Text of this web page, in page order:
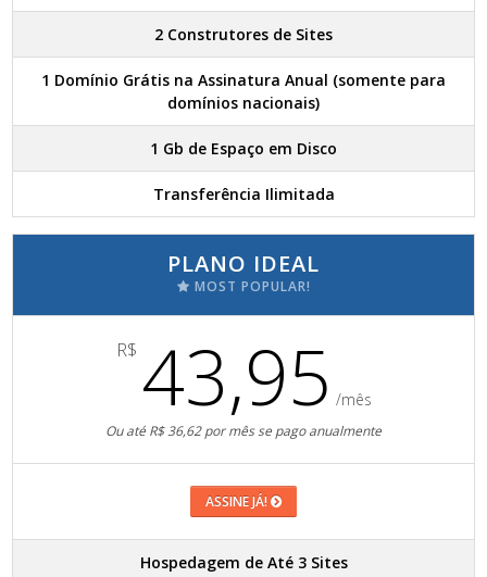
2 Construtores de Sites
1 Domínio Grátis na Assinatura Anual (somente para
domínios nacionais)
1 Gb de Espaço em Disco
Transferência Ilimitada
PLANO IDEAL
MOST POPULAR!
R$ 43,95 /mês
Ou até R$ 36,62 por mês se pago anualmente
ASSINE JÁ!
Hospedagem de Até 3 Sites